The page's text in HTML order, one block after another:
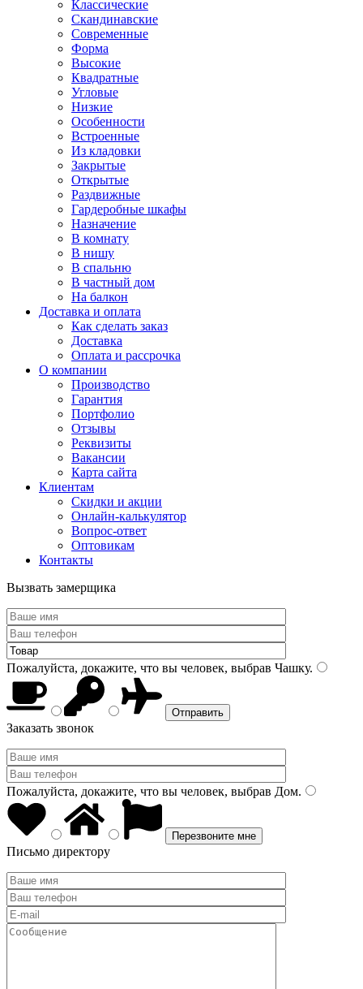
Классические
Скандинавские
Современные
Форма
Высокие
Квадратные
Угловые
Низкие
Особенности
Встроенные
Из кладовки
Закрытые
Открытые
Раздвижные
Гардеробные шкафы
Назначение
В комнату
В нишу
В спальню
В частный дом
На балкон
Доставка и оплата
Как сделать заказ
Доставка
Оплата и рассрочка
О компании
Производство
Гарантия
Портфолио
Отзывы
Реквизиты
Вакансии
Карта сайта
Клиентам
Скидки и акции
Онлайн-калькулятор
Вопрос-ответ
Оптовикам
Контакты
Вызвать замерщика
Пожалуйста, докажите, что вы человек, выбрав Чашку.
Заказать звонок
Пожалуйста, докажите, что вы человек, выбрав Дом.
Письмо директору